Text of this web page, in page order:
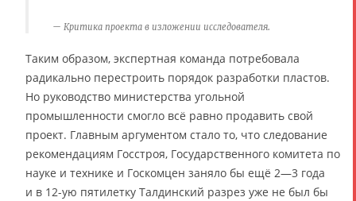
Критика проекта в изложении исследователя.
Таким образом, экспертная команда потребовала
радикально перестроить порядок разработки пластов.
Но руководство министерства угольной
промышленности смогло всё равно продавить свой
проект. Главным аргументом стало то, что следование
рекомендациям Госстроя, Государственного комитета по
науке и технике и Госкомцен заняло бы ещё 2—3 года
и в 12-ую пятилетку Талдинский разрез уже не был бы